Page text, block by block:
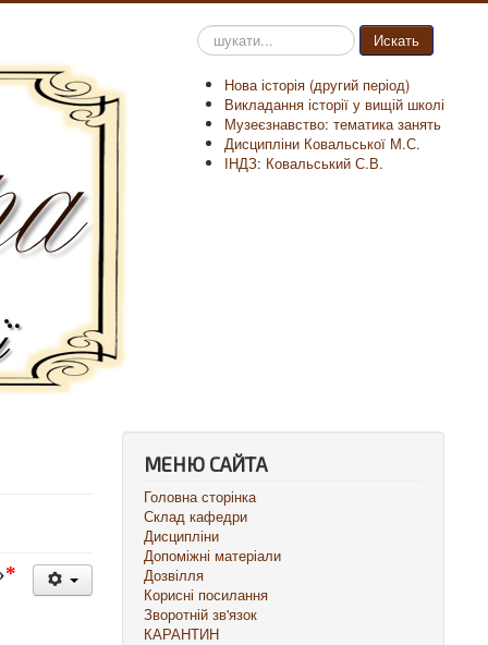
Пошук
на
Искать
Нова історія (другий період)
Викладання історії у вищій школі
Музеєзнавство: тематика занять
Дисципліни Ковальської М.С.
ІНДЗ: Ковальський С.В.
*
МЕНЮ САЙТА
Головна сторінка
Склад кафедри
Дисципліни
Допоміжні матеріали
Дозвілля
Корисні посилання
Зворотній зв'язок
КАРАНТИН